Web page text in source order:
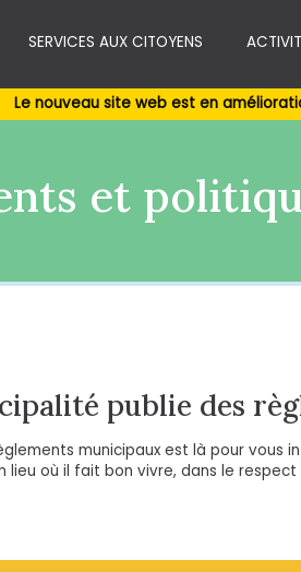
SERVICES AUX CITOYENS
Le nouveau site web est en
et
publie des
municipaux est là pour vous
lieu où il fait bon vivre, dans le